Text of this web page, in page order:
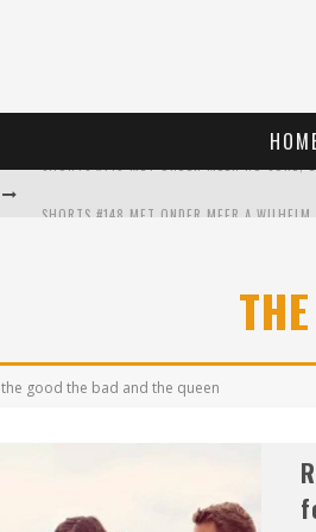
the good the bad and the queen